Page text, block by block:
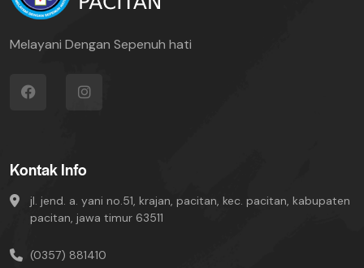
Melayani Dengan Sepenuh hati
Kontak Info
jl. jend. a. yani no.51, krajan, pacitan, kec. pacitan, kabupaten
pacitan, jawa timur 63511
(0357) 881410